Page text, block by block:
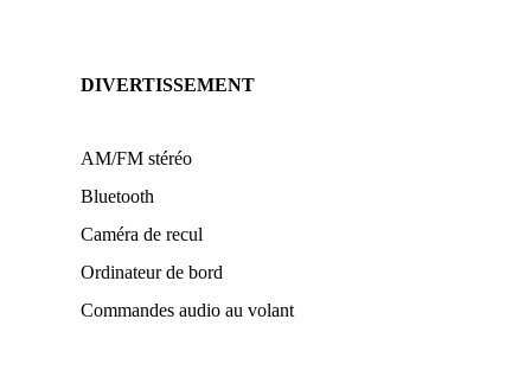
DIVERTISSEMENT
AM/FM stéréo
Bluetooth
Caméra de recul
Ordinateur de bord
Commandes audio au volant